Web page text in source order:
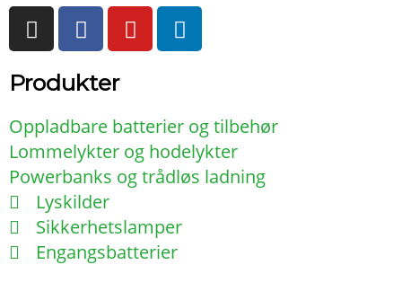
I
n
s
t
g
r
a
m
F
a
c
e
o
o
k
-
f
Y
o
u
b
e
L
i
n
d
i
n
Produkter
Oppladbare batterier og tilbehør
Lommelykter og hodelykter
Powerbanks og trådløs ladning
Lyskilder
Sikkerhetslamper
Engangsbatterier